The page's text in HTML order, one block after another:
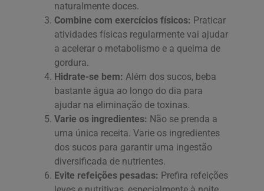
naturalmente doces.
Combine com exercícios físicos: Praticar
atividades físicas regularmente vai ajudar
a acelerar o metabolismo e a queima de
gordura.
Hidrate-se bem: Além dos sucos, beba
bastante água ao longo do dia para
ajudar na eliminação de toxinas.
Varie os ingredientes: Não se prenda a
uma única receita. Varie os ingredientes
dos sucos para garantir uma ingestão
diversificada de nutrientes.
Evite refeições pesadas: Prefira refeições